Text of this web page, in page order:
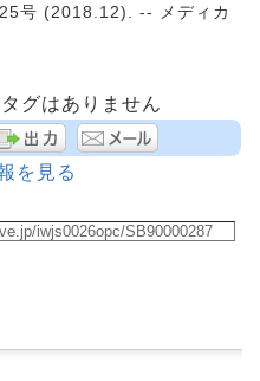
号 (2018.12). -- メディカ
グはありません
を見る